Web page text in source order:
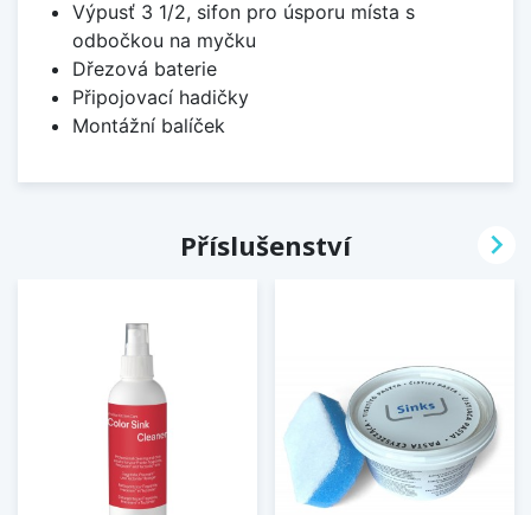
Výpusť 3 1/2, sifon pro úsporu místa s
odbočkou na myčku
Dřezová baterie
Připojovací hadičky
Montážní balíček
Příslušenství 